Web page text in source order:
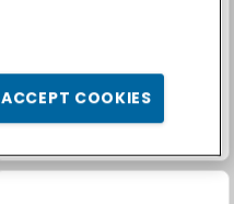
ACCEPT COOKIES